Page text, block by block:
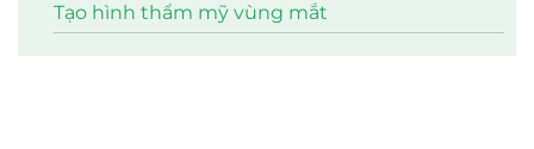
Tạo hình thẩm mỹ vùng mắt